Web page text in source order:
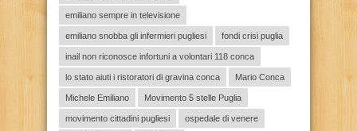
emiliano sempre in televisione
emiliano snobba gli infermieri pugliesi fondi crisi puglia
inail non riconosce infortuni a volontari 118 conca
lo stato aiuti i ristoratori di gravina conca Mario Conca
Michele Emiliano Movimento 5 stelle Puglia
movimento cittadini pugliesi ospedale di venere